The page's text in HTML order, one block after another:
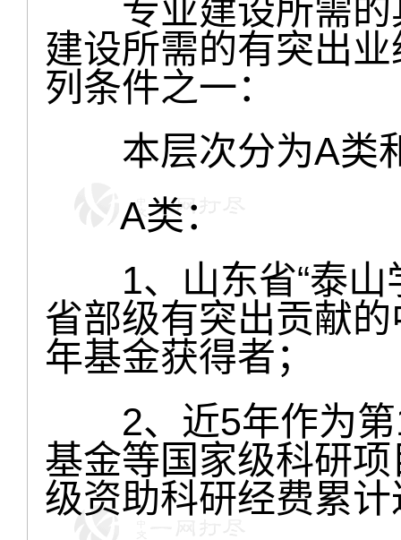
专业建设所需的
建设所需的有突出
列条件之一：
本层次分为A类
A类：
1、山东省“泰山
省部级有突出贡献
年基金获得者；
2、近5年作为第1
基金等国家级科研
级资助科研经费累